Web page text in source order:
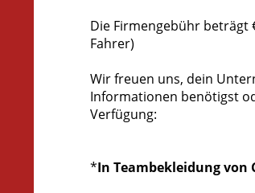
Die Firmengebühr beträgt
Fahrer)
Wir freuen uns, dein
Informationen benötigst
Verfügung:
*In Teambekleidung von